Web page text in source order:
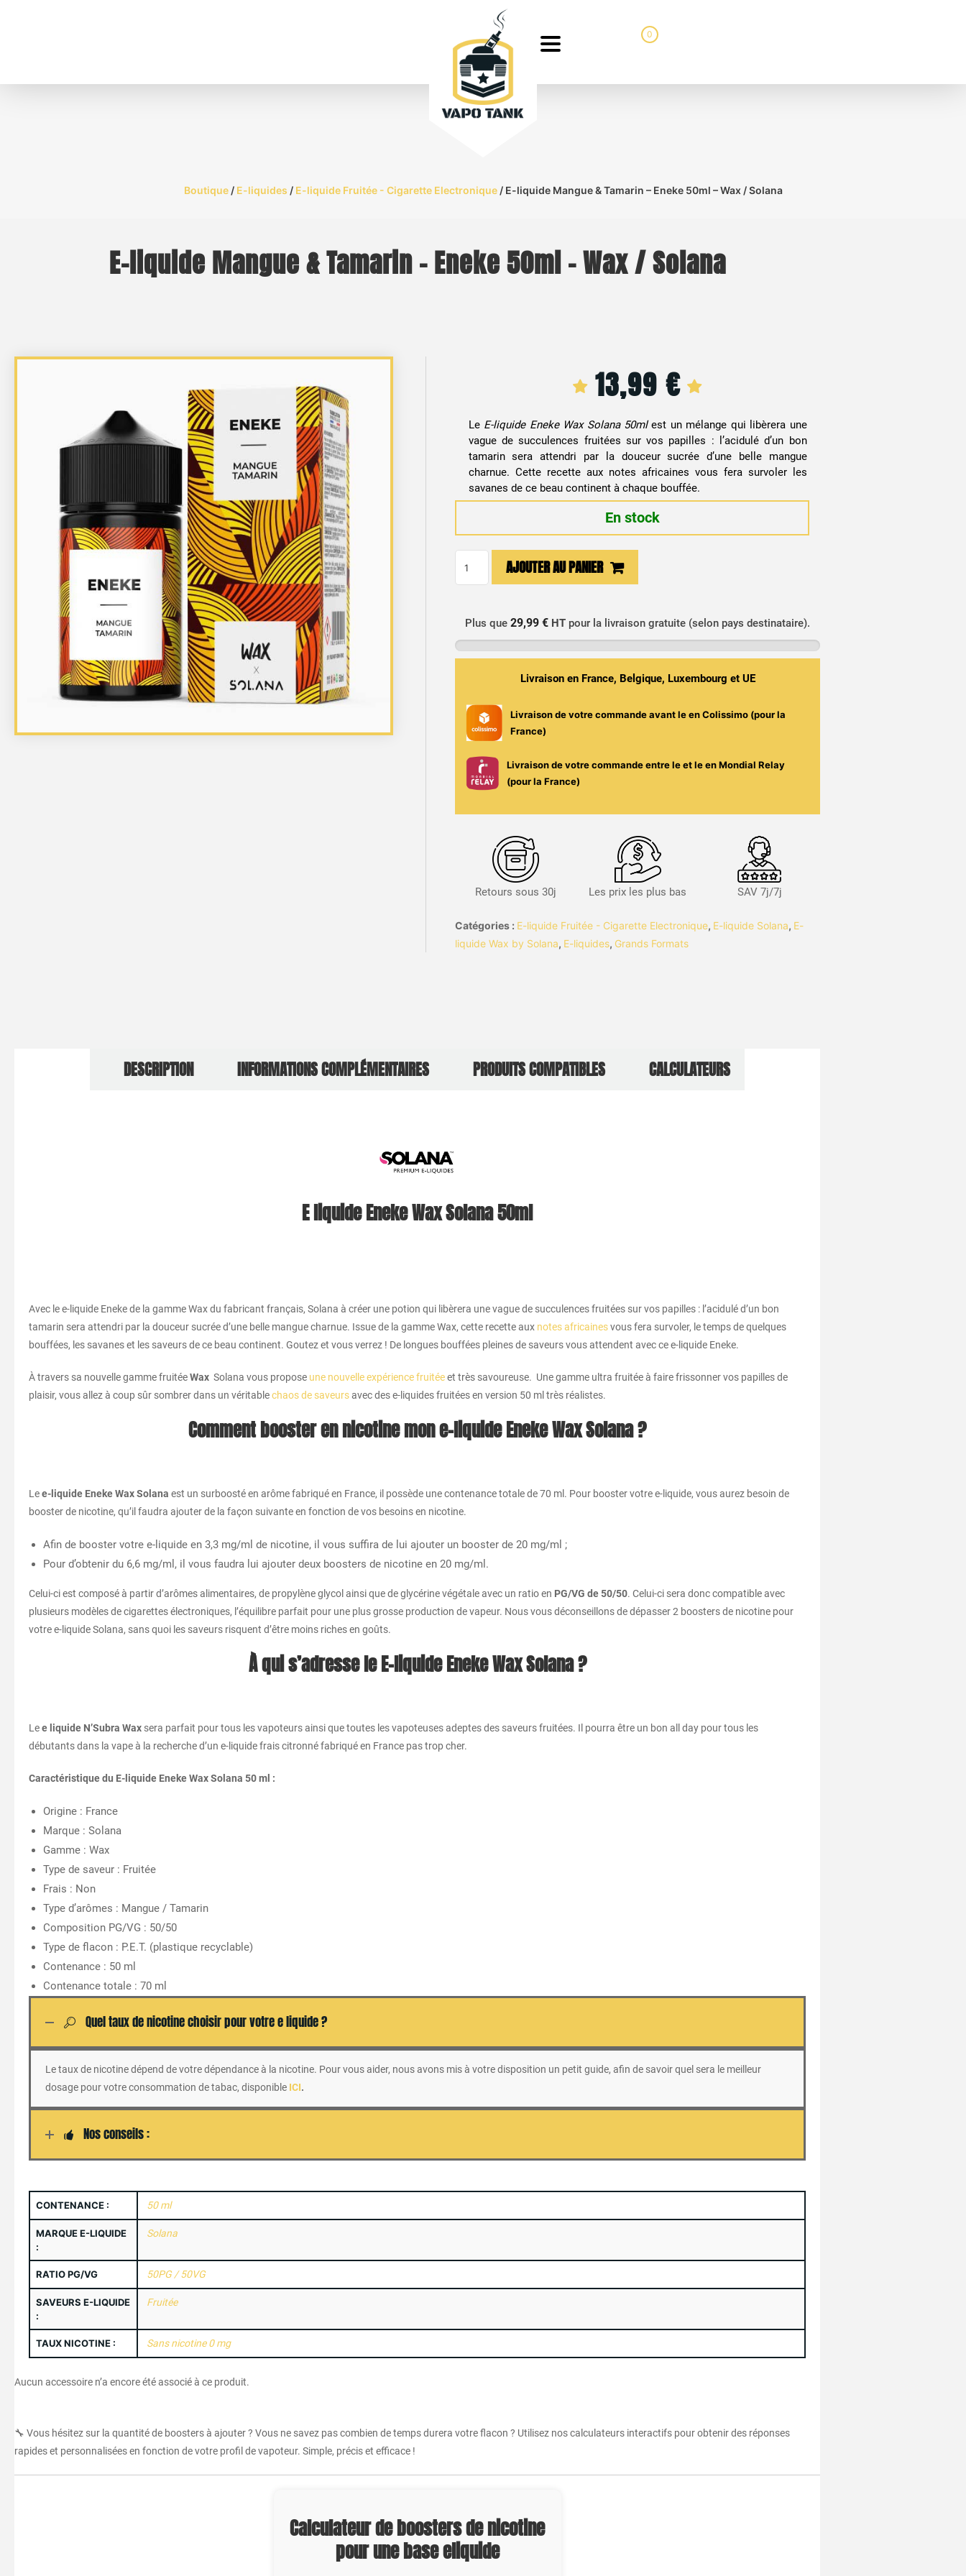
0
Boutique/ E-liquides / E-liquide Fruitée - Cigarette Electronique/ E-liquide Mangue & Tamarin – Eneke 50ml – Wax / Solana
E-liquide Mangue & Tamarin – Eneke 50ml – Wax / Solana
13,99 €
Le E-liquide Eneke Wax Solana 50mlest un mélange qui libèrera une
vague de succulences fruitées sur vos papilles : l’acidulé d’un bon
tamarin sera attendri par la douceur sucrée d’une belle mangue
charnue. Cette recette aux notes africaines vous fera survoler les
savanes de ce beau continent à chaque bouffée.
En stock
Mangue
&
Eneke
50ml
Wax
Solana
AJOUTER AU PANIER
Plus que29,99 € HT pour la livraison gratuite (selon pays destinataire).
Livraison en France, Belgique, Luxembourg et UE
Livraison de votre commande avant leen Colissimo (pour la
France)
Livraison de votre commande entre leet leen Mondial Relay
(pour la France)
Retours sous 30j Les prix les plus bas SAV 7j/7j
Catégories : E-liquide Fruitée - Cigarette Electronique, E-liquide Solana, E-
liquide Wax by Solana, E-liquides, Grands Formats
DESCRIPTION INFORMATIONS COMPLÉMENTAIRES PRODUITS COMPATIBLES CALCULATEURS
E liquide Eneke Wax Solana 50ml
Avec le e-liquide Eneke de la gamme Wax du fabricant français, Solana à créer une potion qui libèrera une vague de succulences fruitées sur vos papilles : l’acidulé d’un bon
tamarin sera attendri par la douceur sucrée d’une belle mangue charnue. Issue de la gamme Wax, cette recette aux notes africainesvous fera survoler, le temps de quelques
bouffées, les savanes et les saveurs de ce beau continent. Goutez et vous verrez ! De longues bouffées pleines de saveurs vous attendent avec ce e-liquide Eneke.
À travers sa nouvelle gamme fruitéeWax Solana vous propose une nouvelle expérience fruitéeet très savoureuse. Une gamme ultra fruitée à faire frissonner vos papilles de
plaisir, vous allez à coup sûr sombrer dans un véritablechaos de saveursavec des e-liquides fruitées en version 50 ml très réalistes.
Comment booster en nicotine mon e-liquide Eneke Wax Solana ?
Lee-liquide Eneke Wax Solana est un surboosté en arôme fabriqué en France, il possède une contenance totale de 70 ml. Pour booster votre e-liquide, vous aurez besoin de
booster de nicotine, qu’il faudra ajouter de la façon suivante en fonction de vos besoins en nicotine.
Afin de booster votre e-liquide en 3,3 mg/ml de nicotine, il vous suffira de lui ajouter un booster de 20 mg/ml ;
Pour d’obtenir du 6,6 mg/ml, il vous faudra lui ajouter deux boosters de nicotine en 20 mg/ml.
Celui-ci est composé à partir d’arômes alimentaires, de propylène glycol ainsi que de glycérine végétale avec un ratio en PG/VG de 50/50. Celui-ci sera donc compatible avec
plusieurs modèles de cigarettes électroniques, l’équilibre parfait pour une plus grosse production de vapeur. Nous vous déconseillons de dépasser 2 boosters de nicotine pour
votre e-liquide Solana, sans quoi les saveurs risquent d’être moins riches en goûts.
À qui s’adresse le E-liquide Eneke Wax Solana ?
Lee liquide N’Subra Wax sera parfait pour tous les vapoteurs ainsi que toutes les vapoteuses adeptes des saveurs fruitées. Il pourra être un bon all day pour tous les
débutants dans la vape à la recherche d’un e-liquide frais citronné fabriqué en France pas trop cher.
Caractéristique du E-liquide Eneke Wax Solana 50 ml :
Origine : France
Marque : Solana
Gamme : Wax
Type de saveur : Fruitée
Frais : Non
Type d’arômes : Mangue / Tamarin
Composition PG/VG : 50/50
Type de flacon : P.E.T. (plastique recyclable)
Contenance : 50 ml
Contenance totale : 70 ml
Quel taux de nicotine choisir pour votre e liquide ?
Le taux de nicotine dépend de votre dépendance à la nicotine. Pour vous aider, nous avons mis à votre disposition un petit guide, afin de savoir quel sera le meilleur
dosage pour votre consommation de tabac, disponible ICI.
Nos conseils :
CONTENANCE : 50 ml
MARQUE E-LIQUIDE
:
Solana
RATIO PG/VG 50PG / 50VG
SAVEURS E-LIQUIDE
:
Fruitée
TAUX NICOTINE : Sans nicotine 0 mg
Aucun accessoire n’a encore été associé à ce produit.
🔧 Vous hésitez sur la quantité de boosters à ajouter ? Vous ne savez pas combien de temps durera votre flacon ? Utilisez nos calculateurs interactifs pour obtenir des réponses
rapides et personnalisées en fonction de votre profil de vapoteur. Simple, précis et efficace !
Calculateur de boosters de nicotine
pour une base eliquide